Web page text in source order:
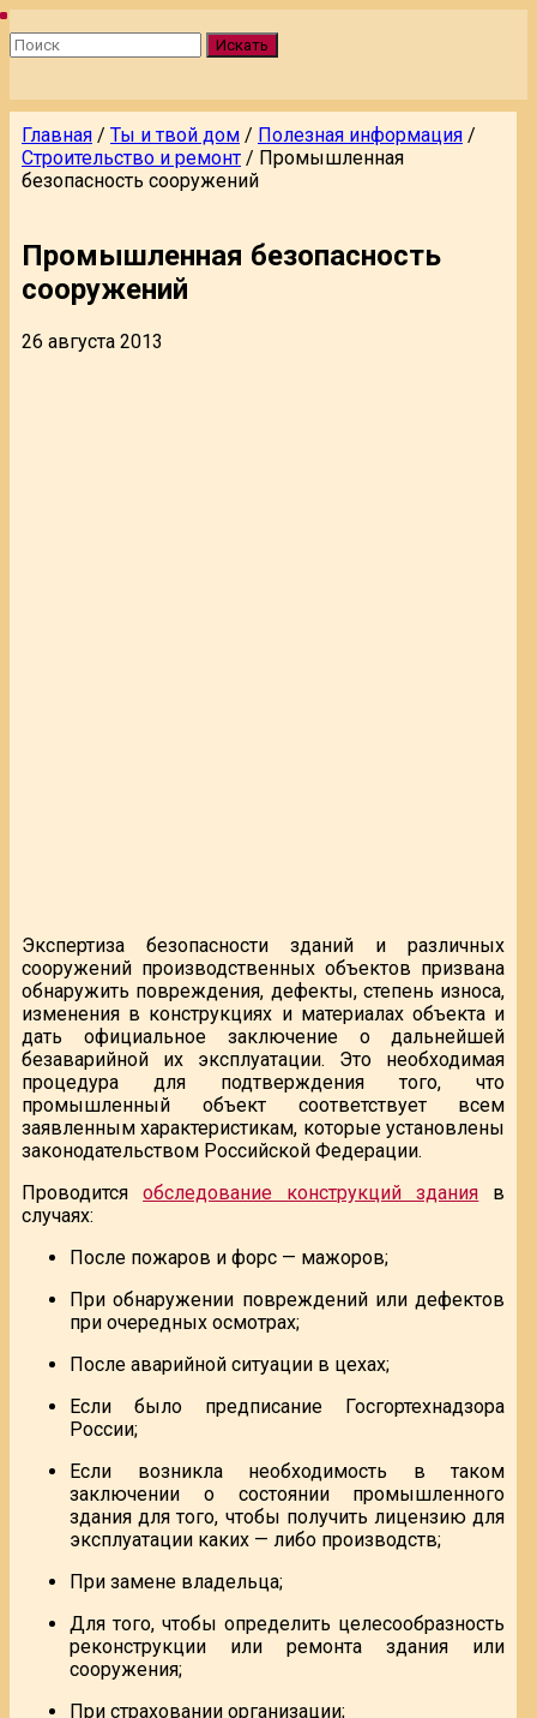
Искать
Главная / Ты и твой дом / Полезная информация /
Строительство и ремонт / Промышленная
безопасность сооружений
Промышленная безопасность
сооружений
26 августа 2013
Экспертиза безопасности зданий и различных
сооружений производственных объектов призвана
обнаружить повреждения, дефекты, степень износа,
изменения в конструкциях и материалах объекта и
дать официальное заключение о дальнейшей
безаварийной их эксплуатации. Это необходимая
процедура для подтверждения того, что
промышленный объект соответствует всем
заявленным характеристикам, которые установлены
законодательством Российской Федерации.
Проводитсяобследование конструкций здания в
случаях:
После пожаров и форс — мажоров;
При обнаружении повреждений или дефектов
при очередных осмотрах;
После аварийной ситуации в цехах;
Если было предписание Госгортехнадзора
России;
Если возникла необходимость в таком
заключении о состоянии промышленного
здания для того, чтобы получить лицензию для
эксплуатации каких — либо производств;
При замене владельца;
Для того, чтобы определить целесообразность
реконструкции или ремонта здания или
сооружения;
При страховании организации;